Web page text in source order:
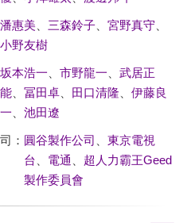
潘惠美、 三森鈴子、 宮野真守
小野友樹
坂本浩一 市野龍一
武居正
能、 冨田卓、 田口清隆
伊藤良
一
池田遼
： 圓谷製作公司
東京電視
台
電通
超人力霸王Geed
製作委員會